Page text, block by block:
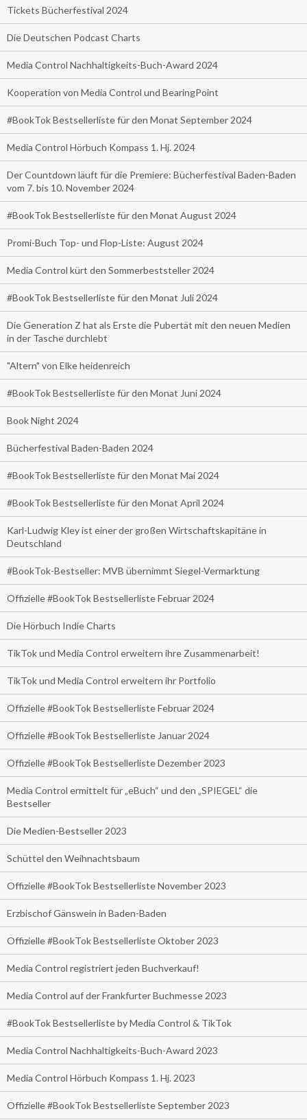
Tickets Bücherfestival 2024
Die Deutschen Podcast Charts
Media Control Nachhaltigkeits-Buch-Award 2024
Kooperation von Media Control und BearingPoint
#BookTok Bestsellerliste für den Monat September 2024
Media Control Hörbuch Kompass 1. Hj. 2024
Der Countdown läuft für die Premiere: Bücherfestival Baden-Baden
vom 7. bis 10. November 2024
#BookTok Bestsellerliste für den Monat August 2024
Promi-Buch Top- und Flop-Liste: August 2024
Media Control kürt den Sommerbeststeller 2024
#BookTok Bestsellerliste für den Monat Juli 2024
Die Generation Z hat als Erste die Pubertät mit den neuen Medien
in der Tasche durchlebt
"Altern" von Elke heidenreich
#BookTok Bestsellerliste für den Monat Juni 2024
Book Night 2024
Bücherfestival Baden-Baden 2024
#BookTok Bestsellerliste für den Monat Mai 2024
#BookTok Bestsellerliste für den Monat April 2024
Karl-Ludwig Kley ist einer der großen Wirtschaftskapitäne in
Deutschland
#BookTok-Bestseller: MVB übernimmt Siegel-Vermarktung
Offizielle #BookTok Bestsellerliste Februar 2024
Die Hörbuch Indie Charts
TikTok und Media Control erweitern ihre Zusammenarbeit!
TikTok und Media Control erweitern ihr Portfolio
Offizielle #BookTok Bestsellerliste Februar 2024
Offizielle #BookTok Bestsellerliste Januar 2024
Offizielle #BookTok Bestsellerliste Dezember 2023
Media Control ermittelt für „eBuch“ und den „SPIEGEL“ die
Bestseller
Die Medien-Bestseller 2023
Schüttel den Weihnachtsbaum
Offizielle #BookTok Bestsellerliste November 2023
Erzbischof Gänswein in Baden-Baden
Offizielle #BookTok Bestsellerliste Oktober 2023
Media Control registriert jeden Buchverkauf!
Media Control auf der Frankfurter Buchmesse 2023
#BookTok Bestsellerliste by Media Control & TikTok
Media Control Nachhaltigkeits-Buch-Award 2023
Media Control Hörbuch Kompass 1. Hj. 2023
Offizielle #BookTok Bestsellerliste September 2023